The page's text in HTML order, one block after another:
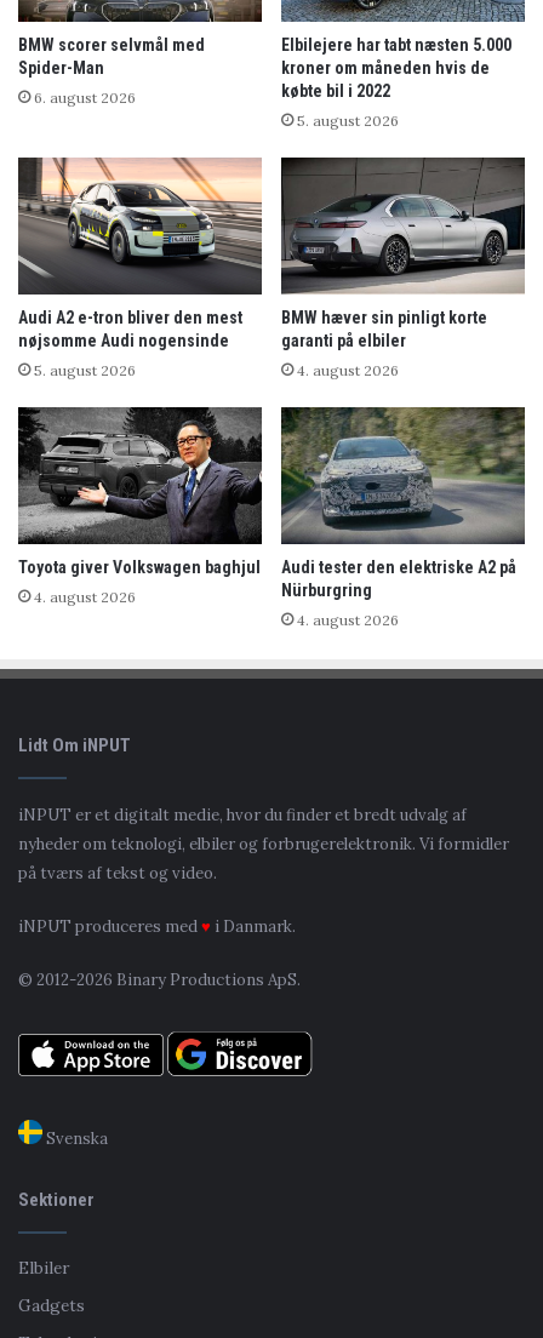
BMW scorer selvmål med
Spider-Man
6. august 2026
Elbilejere har tabt næsten 5.000
kroner om måneden hvis de
købte bil i 2022
5. august 2026
Audi A2 e-tron bliver den mest
nøjsomme Audi nogensinde
5. august 2026
BMW hæver sin pinligt korte
garanti på elbiler
4. august 2026
Toyota giver Volkswagen baghjul
4. august 2026
Audi tester den elektriske A2 på
Nürburgring
4. august 2026
Lidt Om iNPUT
iNPUT er et digitalt medie, hvor du finder et bredt udvalg af
nyheder om teknologi, elbiler og forbrugerelektronik. Vi formidler
på tværs af tekst og video.
iNPUT produceres med♥ i Danmark.
© 2012-2026 Binary Productions ApS.
Svenska
Sektioner
Elbiler
Gadgets